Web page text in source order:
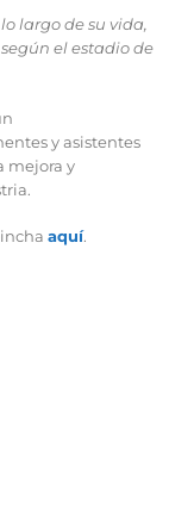
largo de su vida,
el estadio de
y asistentes
mejora y
aquí.